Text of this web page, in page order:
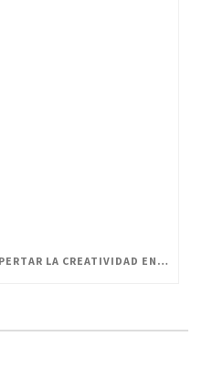
MATERIAL ESCOLAR PARA DESPERTAR LA CREATIVIDAD EN PEQUEÑOS ARTISTAS